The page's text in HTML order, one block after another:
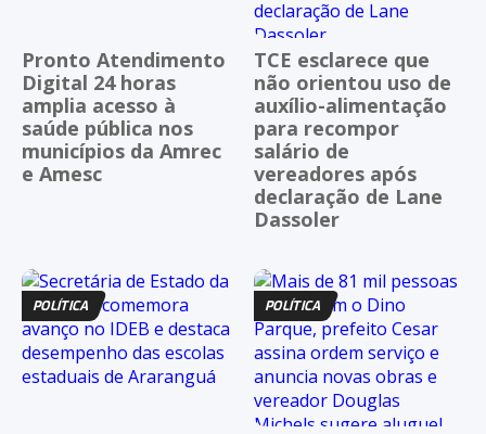
Pronto Atendimento
Digital 24 horas
amplia acesso à
saúde pública nos
municípios da Amrec
e Amesc
TCE esclarece que
não orientou uso de
auxílio-alimentação
para recompor
salário de
vereadores após
declaração de Lane
Dassoler
POLÍTICA POLÍTICA